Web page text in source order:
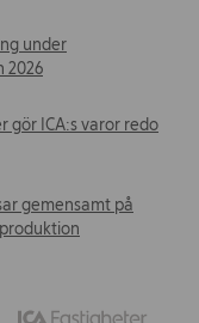
under
2026
gör ICA:s varor redo
gemensamt på